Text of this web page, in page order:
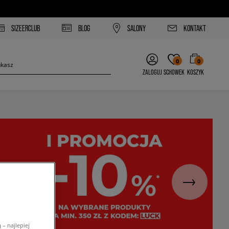
SIZEERCLUB BLOG SALONY KONTAKT
ZALOGUJ
0
SCHOWEK
0
KOSZYK
– najlepiej